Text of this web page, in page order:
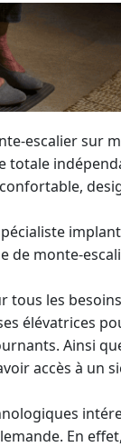
escalier sur
de monte-
tous les besoins
élévatrices
Ainsi
accès à un
En